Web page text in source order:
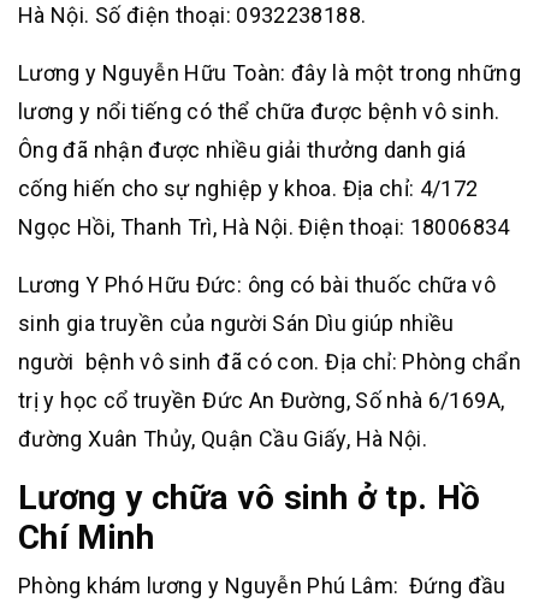
Hà Nội. Số điện thoại: 0932238188.
Lương y Nguyễn Hữu Toàn: đây là một trong những
lương y nổi tiếng có thể chữa được bệnh vô sinh.
Ông đã nhận được nhiều giải thưởng danh giá
cống hiến cho sự nghiệp y khoa. Địa chỉ: 4/172
Ngọc Hồi, Thanh Trì, Hà Nội. Điện thoại: 18006834
Lương Y Phó Hữu Đức: ông có bài thuốc chữa vô
sinh gia truyền của người Sán Dìu giúp nhiều
người bệnh vô sinh đã có con. Địa chỉ: Phòng chẩn
trị y học cổ truyền Đức An Đường, Số nhà 6/169A,
đường Xuân Thủy, Quận Cầu Giấy, Hà Nội.
Lương y chữa vô sinh ở tp. Hồ
Chí Minh
Phòng khám lương y Nguyễn Phú Lâm: Đứng đầu